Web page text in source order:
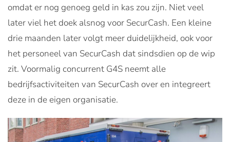
omdat er nog genoeg geld in kas zou zijn. Niet veel
later viel het doek alsnog voor SecurCash. Een kleine
drie maanden later volgt meer duidelijkheid, ook voor
het personeel van SecurCash dat sindsdien op de wip
zit. Voormalig concurrent G4S neemt alle
bedrijfsactiviteiten van SecurCash over en integreert
deze in de eigen organisatie.